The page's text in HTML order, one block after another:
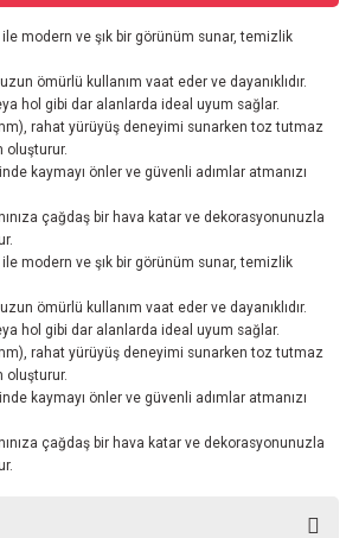
ile modern ve şık bir görünüm sunar, temizlik
ömürlü kullanım vaat eder ve dayanıklıdır.
hol gibi dar alanlarda ideal uyum sağlar.
rahat yürüyüş deneyimi sunarken toz tutmaz
oluşturur.
kaymayı önler ve güvenli adımlar atmanızı
çağdaş bir hava katar ve dekorasyonunuzla
ile modern ve şık bir görünüm sunar, temizlik
ömürlü kullanım vaat eder ve dayanıklıdır.
hol gibi dar alanlarda ideal uyum sağlar.
rahat yürüyüş deneyimi sunarken toz tutmaz
oluşturur.
kaymayı önler ve güvenli adımlar atmanızı
çağdaş bir hava katar ve dekorasyonunuzla